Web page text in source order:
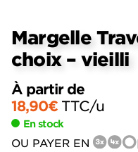
Margelle
choix – vieilli
À partir de
18,90€ TTC/u
En stock
OU PAYER EN